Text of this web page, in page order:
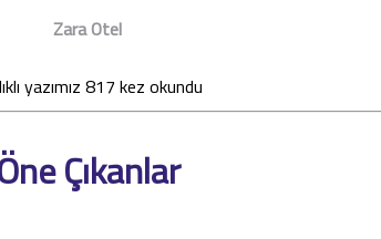
Zara Otel
yazımız 817 kez okundu
Çıkanlar